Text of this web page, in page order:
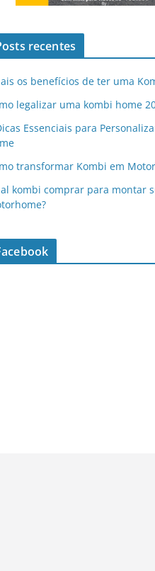
recentes
os benefícios de ter uma
legalizar uma kombi home
Essenciais para
transformar Kombi em
kombi comprar para montar